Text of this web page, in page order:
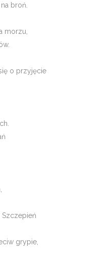
broń.
morzu,
o przyjęcie
Szczepień
grypie,